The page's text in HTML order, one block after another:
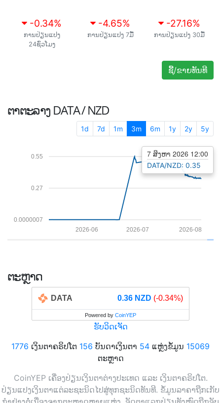
-0.34%
ການປ່ຽນແປງ
24ຊົ່ວໂມງ
-4.65%
ການປ່ຽນແປງ 7ມື້
-27.16%
ການປ່ຽນແປງ 30ມື້
ຊື້/ຂາຍທັນທີ
ຕາຕະລາງ DATA / NZD
1d 7d 1m 3m 6m 1y 2y 5y
0.0000007
0.27
0.55
2026-08
2026-07
2026-06
7 ສິງຫາ 2026 12:00
DATA/NZD: 0.35
ຕະຫຼາດ
DATA 0.36 NZD (-0.34%)
Powered by CoinYEP
ຮັບວິດເຈັດ
1776 ເງິນຕາຄຣິປໂຕ 156 ບັນດາເງິນຕາ 54 ແຫຼ່ງຂໍ້ມູນ 15069
ຕະຫຼາດ
CoinYEP ເຄື່ອງປ່ຽນເງິນຕາຕ່າງປະເທດ ແລະ ເງິນຕາຄຣິປໂຕ.
ປ່ຽນແປງເງິນຕາແຕ່ລະຊະນິດໄປສູ່ທຸກຊະນິດທັນທີ. ຂໍ້ມູນລາຄາຖືກເກັບ